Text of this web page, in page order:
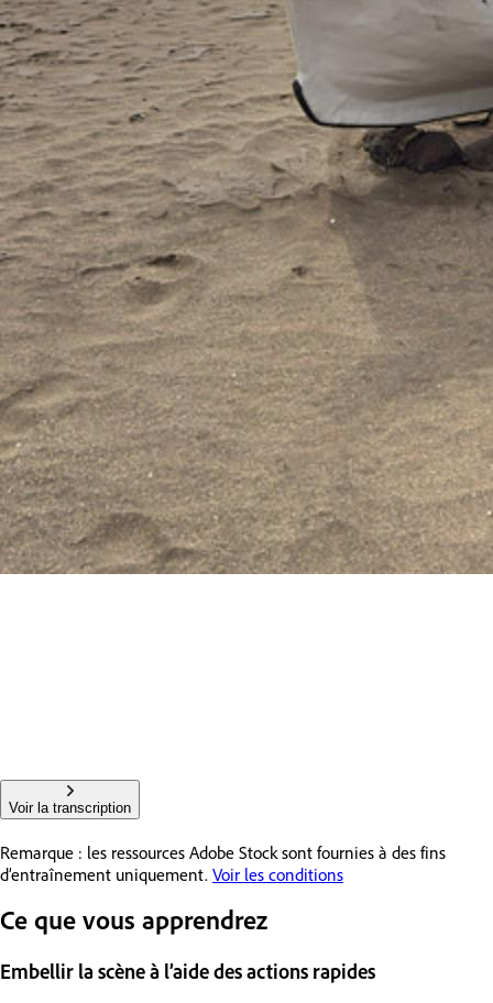
Voir la transcription
Remarque : les ressources Adobe Stock sont fournies à des fins
d’entraînement uniquement. Voir les conditions
Ce que vous apprendrez
Embellir la scène à l’aide des actions rapides